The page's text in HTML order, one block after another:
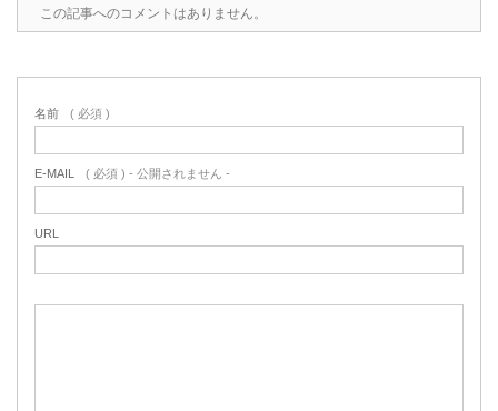
この記事へのコメントはありません。
名前 ( 必須 )
E-MAIL ( 必須 ) - 公開されません -
URL